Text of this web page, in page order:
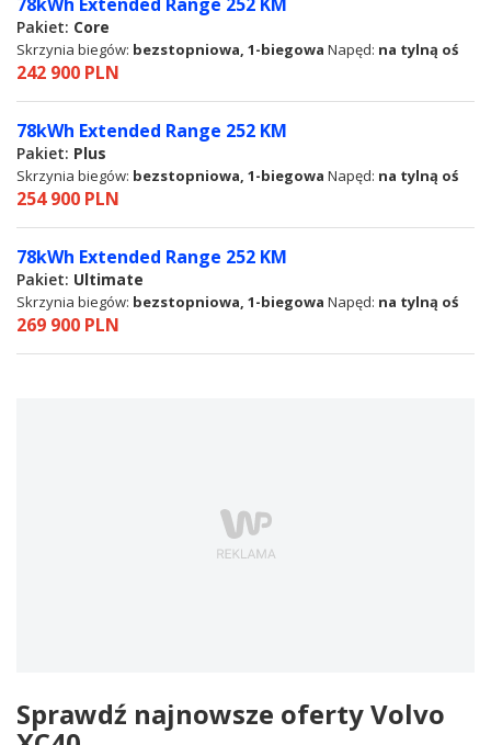
Pakiet: Core
Skrzynia biegów: bezstopniowa, 1-biegowa Napęd: na tylną oś
242 900 PLN
78kWh Extended Range 252 KM
Pakiet: Plus
Skrzynia biegów: bezstopniowa, 1-biegowa Napęd: na tylną oś
254 900 PLN
78kWh Extended Range 252 KM
Pakiet: Ultimate
Skrzynia biegów: bezstopniowa, 1-biegowa Napęd: na tylną oś
269 900 PLN
Sprawdź najnowsze oferty Volvo